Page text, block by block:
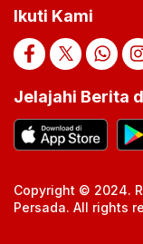
Ikuti Kami
Jelajahi Berita
Copyright © 2024.
Persada. All rights